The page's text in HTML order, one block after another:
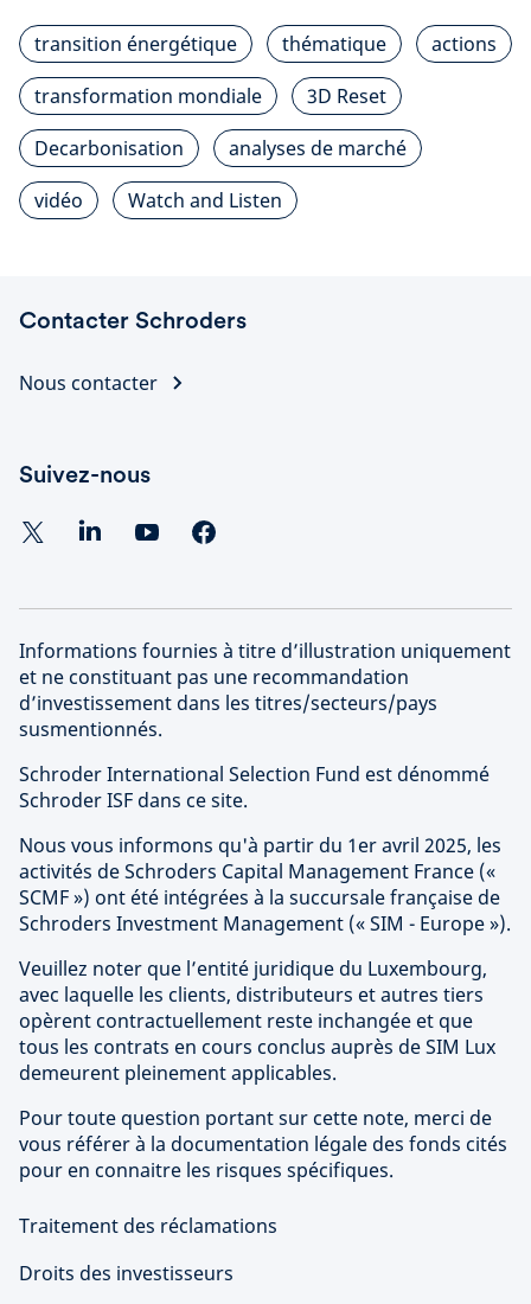
transition énergétique thématique
actions
transformation mondiale
3D Reset
Decarbonisation
analyses de marché
vidéo
Watch and Listen
Contacter Schroders
Nous contacter
Suivez-nous
Informations fournies à titre d’illustration uniquement
et ne constituant pas une recommandation
d’investissement dans les titres/secteurs/pays
susmentionnés.
Schroder International Selection Fund est dénommé
Schroder ISF dans ce site.
Nous vous informons qu'à partir du 1er avril 2025, les
activités de Schroders Capital Management France («
SCMF ») ont été intégrées à la succursale française de
Schroders Investment Management (« SIM - Europe »).
Veuillez noter que l’entité juridique du Luxembourg,
avec laquelle les clients, distributeurs et autres tiers
opèrent contractuellement reste inchangée et que
tous les contrats en cours conclus auprès de SIM Lux
demeurent pleinement applicables.
Pour toute question portant sur cette note, merci de
vous référer à la documentation légale des fonds cités
pour en connaitre les risques spécifiques.
Traitement des réclamations
Droits des investisseurs